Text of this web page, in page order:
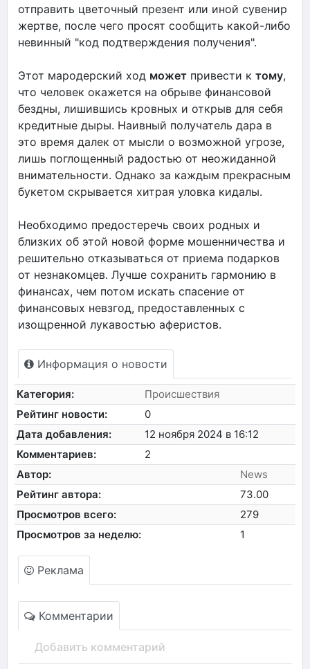
отправить цветочный презент или иной сувенир
жертве, после чего просят сообщить какой-либо
невинный "код подтверждения получения".
Этот мародерский ход может привести к тому,
что человек окажется на обрыве финансовой
бездны, лишившись кровных и открыв для себя
кредитные дыры. Наивный получатель дара в
это время далек от мысли о возможной угрозе,
лишь поглощенный радостью от неожиданной
внимательности. Однако за каждым прекрасным
букетом скрывается хитрая уловка кидалы.
Необходимо предостеречь своих родных и
близких об этой новой форме мошенничества и
решительно отказываться от приема подарков
от незнакомцев. Лучше сохранить гармонию в
финансах, чем потом искать спасение от
финансовых невзгод, предоставленных с
изощренной лукавостью аферистов.
Информация о новости
Категория:
Происшествия
Рейтинг новости:
0
Дата добавления:
12 ноября 2024 в 16:12
Комментариев:
2
Автор:
News
Рейтинг автора:
73.00
Просмотров всего:
279
Просмотров за неделю:
1
Реклама
Комментарии
Добавить комментарий